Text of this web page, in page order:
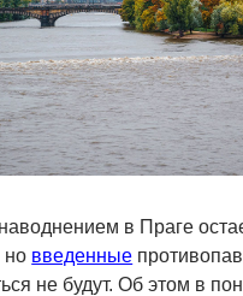
в Праге
но введенные
не будут. Об этом в